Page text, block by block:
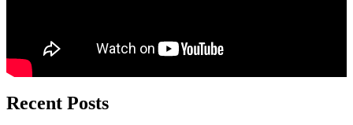
Recent Posts